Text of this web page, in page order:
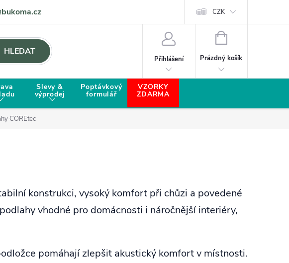
CZK
HLEDAT
Přihlášení
NÁKUPNÍ KOŠÍK
Prázdný košík
Slevy &
výprodej
Poptávkový
formulář
VZORKY
ZDARMA
COREtec
konstrukci, vysoký komfort při chůzi a povedené
vhodné pro domácnosti i náročnější interiéry,
pomáhají zlepšit akustický komfort v místnosti.